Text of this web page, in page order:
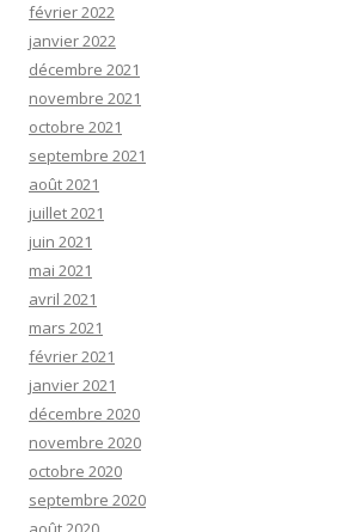
février 2022
janvier 2022
décembre 2021
novembre 2021
octobre 2021
septembre 2021
août 2021
juillet 2021
juin 2021
mai 2021
avril 2021
mars 2021
février 2021
janvier 2021
décembre 2020
novembre 2020
octobre 2020
septembre 2020